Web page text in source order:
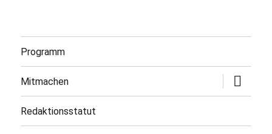
Programm
Mitmachen
öffnen
Redaktionsstatut